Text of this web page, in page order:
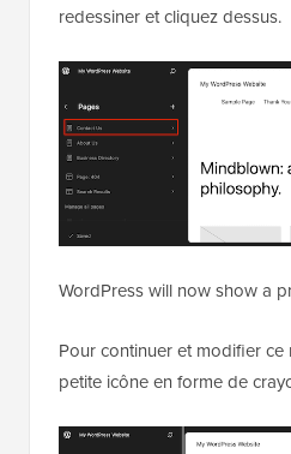
redessiner et cliquez dessus.
WordPress will now show a
Pour continuer et modifier ce
petite icône en forme de